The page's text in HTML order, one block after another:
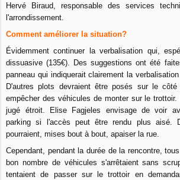
Hervé Biraud, responsable des services
l'arrondissement.
Comment améliorer la situation?
Évidemment continuer la verbalisation qui,
dissuasive (135€). Des suggestions ont été
panneau qui indiquerait clairement la
D'autres plots devraient être posés sur le
empêcher des véhicules de monter sur le
jugé étroit. Elise Fagjeles envisage de voir
parking si l'accès peut être rendu plus aisé.
pourraient, mises bout à bout, apaiser la rue.
Cependant, pendant la durée de la rencontre,
bon nombre de véhicules s'arrêtaient sans
tentaient de passer sur le trottoir en